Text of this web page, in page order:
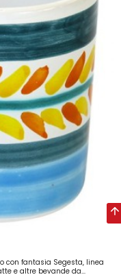
con fantasia Segesta, linea
e altre bevande da...